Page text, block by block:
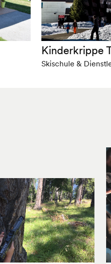
Kinderkrippe
Skischule &